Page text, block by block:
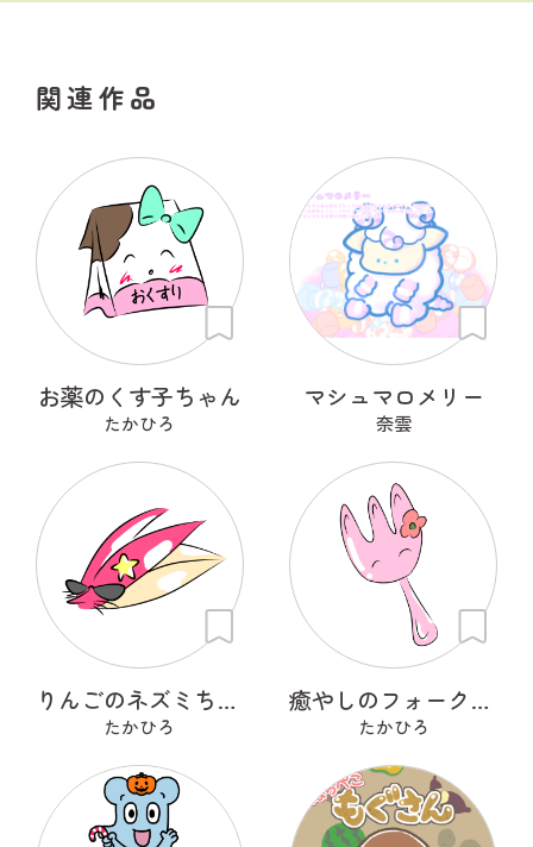
関連作品
お薬のくす子ちゃん
たかひろ
マシュマロメリー
奈雲
りんごのネズミちゃん
たかひろ
癒やしのフォークちゃん
たかひろ